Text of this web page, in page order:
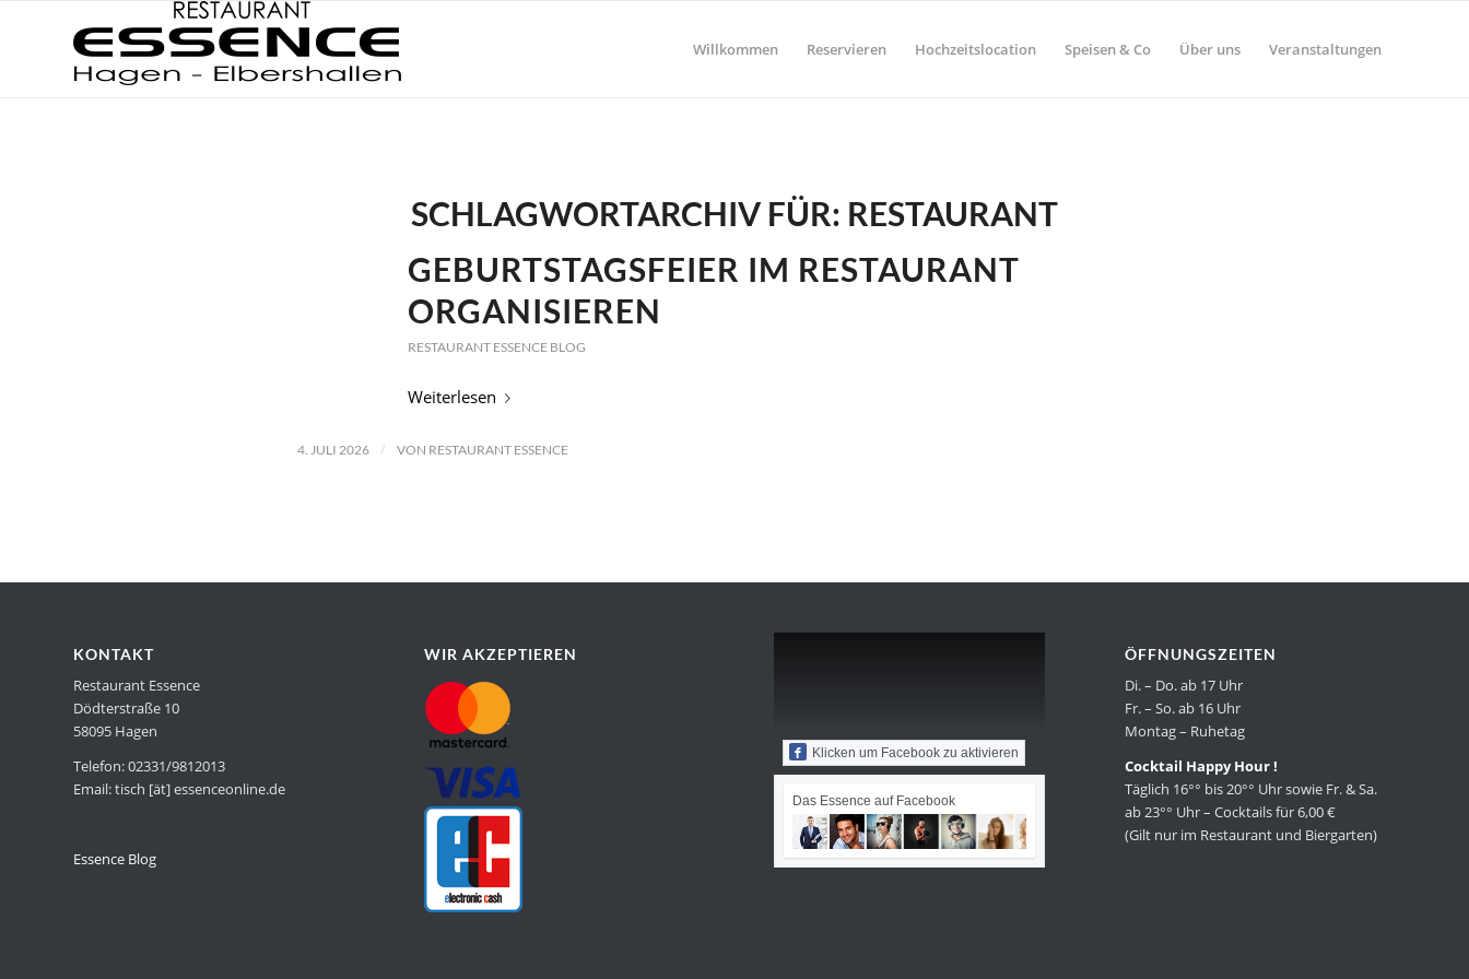
Willkommen Reservieren Hochzeitslocation Speisen & Co Über uns Veranstaltungen
SCHLAGWORTARCHIV FÜR: RESTAURANT
GEBURTSTAGSFEIER IM RESTAURANT
ORGANISIEREN
RESTAURANT ESSENCE BLOG
Weiterlesen
4. JULI 2026 / VON RESTAURANT ESSENCE
KONTAKT
Restaurant Essence
Dödterstraße 10
58095 Hagen
Telefon: 02331/9812013
Email: tisch [ät] essenceonline.de
Essence Blog
WIR AKZEPTIEREN
Klicken um Facebook zu aktivieren
Das Essence auf Facebook
ÖFFNUNGSZEITEN
Di. – Do. ab 17 Uhr
Fr. – So. ab 16 Uhr
Montag – Ruhetag
Cocktail Happy Hour !
Täglich 16°° bis 20°° Uhr sowie Fr. & Sa.
ab 23°° Uhr – Cocktails für 6,00 €
(Gilt nur im Restaurant und Biergarten)